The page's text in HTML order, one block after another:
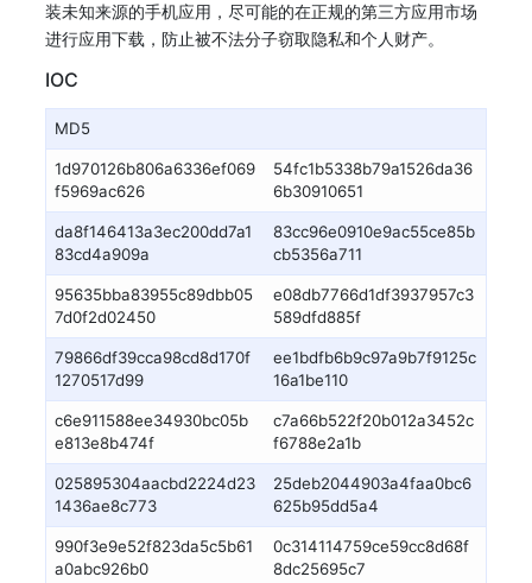
装未知来源的手机应用，尽可能的在正规的第三方应用市场
进行应用下载，防止被不法分子窃取隐私和个人财产。
IOC
MD5
1d970126b806a6336ef069
f5969ac626
54fc1b5338b79a1526da36
6b30910651
da8f146413a3ec200dd7a1
83cd4a909a
83cc96e0910e9ac55ce85b
cb5356a711
95635bba83955c89dbb05
7d0f2d02450
e08db7766d1df3937957c3
589dfd885f
79866df39cca98cd8d170f
1270517d99
ee1bdfb6b9c97a9b7f9125c
16a1be110
c6e911588ee34930bc05b
e813e8b474f
c7a66b522f20b012a3452c
f6788e2a1b
025895304aacbd2224d23
1436ae8c773
25deb2044903a4faa0bc6
625b95dd5a4
990f3e9e52f823da5c5b61
a0abc926b0
0c314114759ce59cc8d68f
8dc25695c7